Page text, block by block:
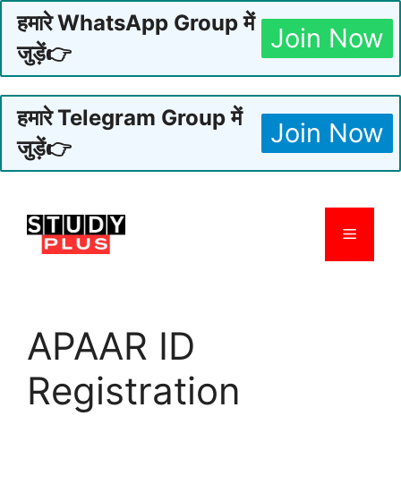
हमारे WhatsApp Group में
जुड़ें👉
Join Now
हमारे Telegram Group में
जुड़ें👉
Join Now
content
Menu
APAAR ID
Registration